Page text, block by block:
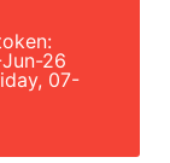
26
07-